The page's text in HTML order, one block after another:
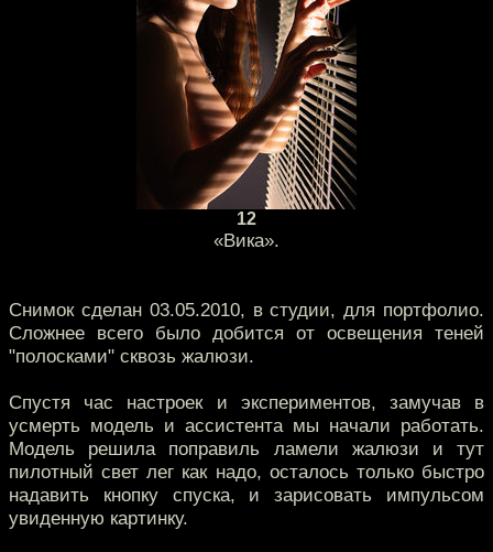
12
«Вика».
Снимок сделан 03.05.2010, в студии, для портфолио.
Сложнее всего было добится от освещения теней
"полосками" сквозь жалюзи.
Спустя час настроек и экспериментов, замучав в
усмерть модель и ассистента мы начали работать.
Модель решила поправиль ламели жалюзи и тут
пилотный свет лег как надо, осталось только быстро
надавить кнопку спуска, и зарисовать импульсом
увиденную картинку.